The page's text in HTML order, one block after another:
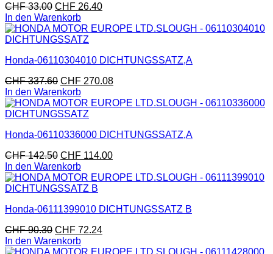
CHF33.00 CHF 26.40
In den Warenkorb
Honda-06110304010 DICHTUNGSSATZ,A
CHF337.60 CHF 270.08
In den Warenkorb
Honda-06110336000 DICHTUNGSSATZ,A
CHF142.50 CHF 114.00
In den Warenkorb
Honda-06111399010 DICHTUNGSSATZ B
CHF90.30 CHF 72.24
In den Warenkorb